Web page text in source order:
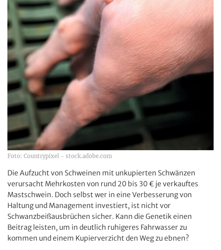
Foto: Countrypixel - stock.adobe.com
Die Aufzucht von Schweinen mit unkupierten Schwänzen
verursacht Mehrkosten von rund 20 bis 30 € je verkauftes
Mastschwein. Doch selbst wer in eine Verbesserung von
Haltung und Management investiert, ist nicht vor
Schwanzbeißausbrüchen sicher. Kann die Genetik einen
Beitrag leisten, um in deutlich ruhigeres Fahrwasser zu
kommen und einem Kupierverzicht den Weg zu ebnen?